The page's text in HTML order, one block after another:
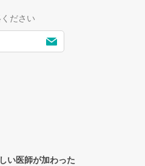
ださい
い医師が加わった